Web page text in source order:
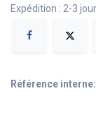
Expédition : 2-3
Référence interne: